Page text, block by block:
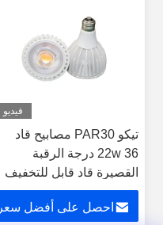
فيديو
تيكو PAR30 مصابيح قاد
22w 36 درجة الرقبة
القصيرة قاد قابل للتخفيف
3000K أبيض دافئ
احصل على أفضل سعر